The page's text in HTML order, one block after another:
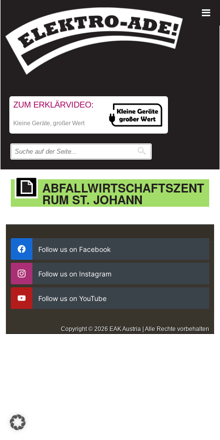
ZUM ERKLÄRVIDEO:
Kleine Geräte, großer Wert
ABFALLWIRTSCHAFTSZENT
RUM ST. JOHANN
Follow us on Facebook
Follow us on Instagram
Follow us on YouTube
Copyright © 2026 EAK Austria | Alle Rechte vorbehalten